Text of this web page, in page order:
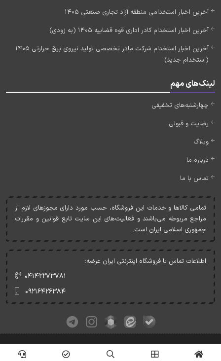
آخرین اخبار استخدامی منطقه آزاد تجاری صنعتی 1405
آخرین اخبار استخدام کادر اداری قوه قضاییه 1405 (به زودی)
آخرین اخبار استخدام شرکت مادر تخصصی تولید نیروی برق حرارتی 1405
(استخدام جدید)
لینک‌های مهم
چهارشنبه‌های تخفیفی
رضایت و قبولی
وبلاگ
درباره ما
تماس با ما
تمامی کالاها و خدمات اين فروشگاه، حسب مورد دارای مجوزهای لازم از
مراجع مربوطه می‌باشند و فعاليت‌های اين سايت تابع قوانين و مقررات
جمهوری اسلامی ايران است.
اطلاعات تماس با فروشگاه اینترنتی ایران عرضه:
۰۴۱۴۲۲۷۳۷۸۱
۰۹۲۱۶۴۲۶۳۸۴
کلیه حقوق این وبسایت متعلق به ایران عرضه می‌باشد.